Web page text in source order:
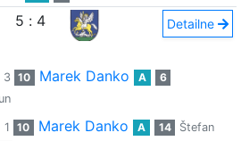
5 : 4 Detailne
3 10 Marek Danko A
6
1 10 Marek Danko A 14
Štefan